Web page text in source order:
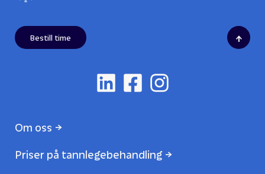
Bestill time
Om oss
Priser på tannlegebehandling
↑